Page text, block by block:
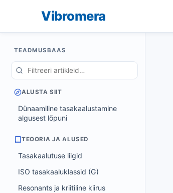
Vibromera
TEADMUSBAAS
ALUSTA SIIT
Dünaamiline tasakaalustamine
algusest lõpuni
TEOORIA JA ALUSED
Tasakaalutuse liigid
ISO tasakaaluklassid (G)
Resonants ja kriitiline kiirus